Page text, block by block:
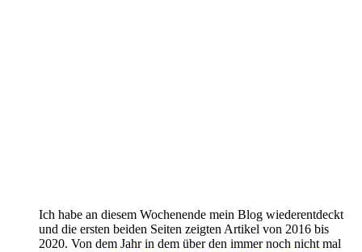
Ich habe an diesem Wochenende mein Blog wiederentdeckt
und die ersten beiden Seiten zeigten Artikel von 2016 bis
2020. Von dem Jahr in dem über den immer noch nicht mal